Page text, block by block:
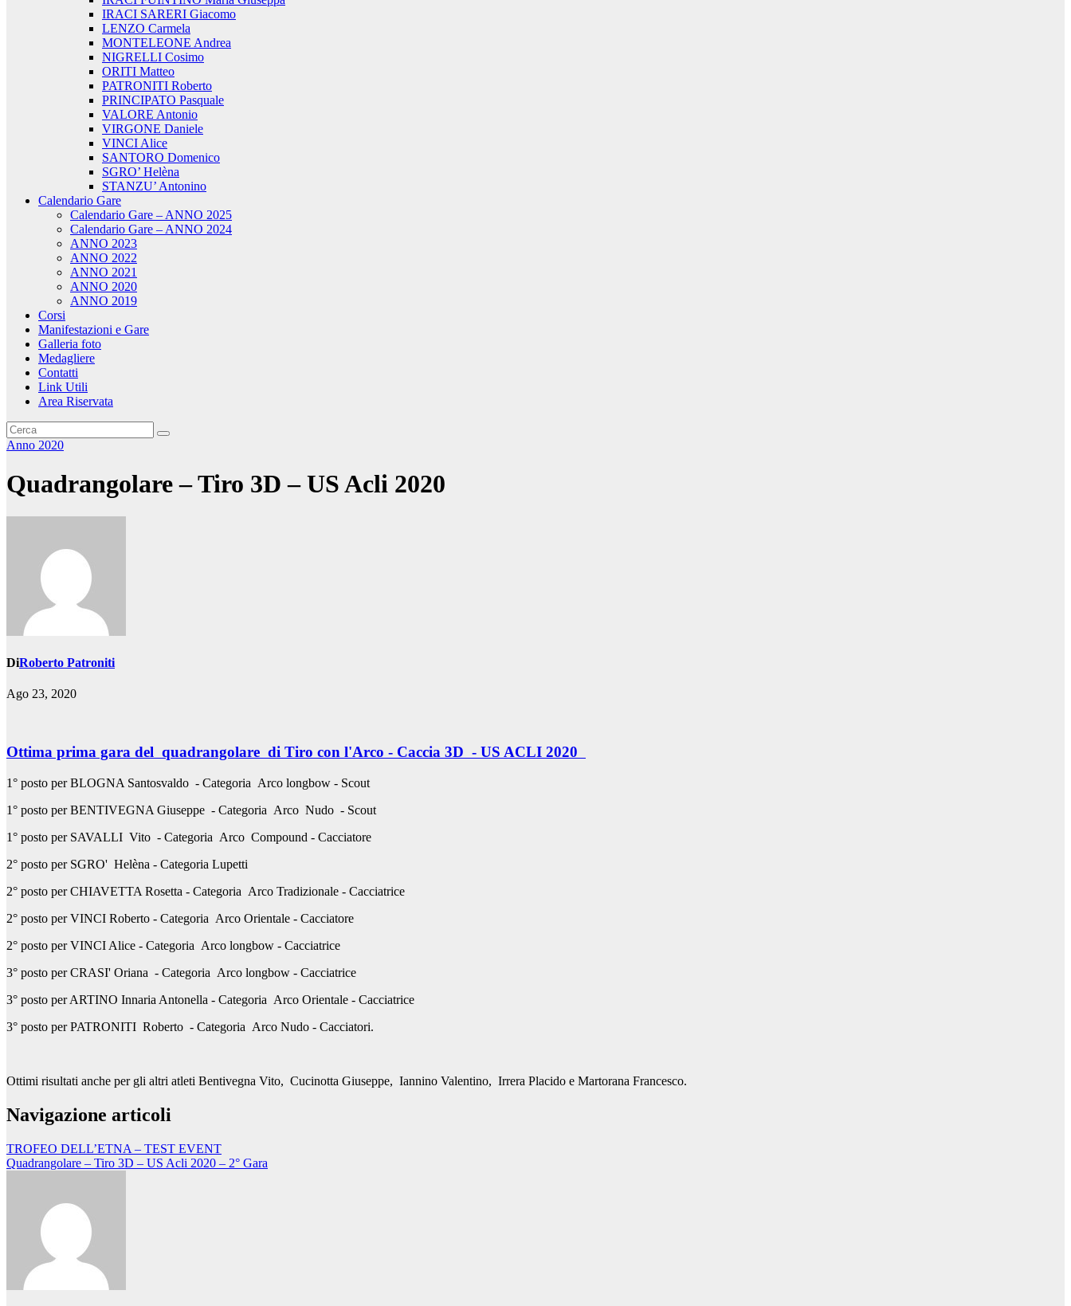
IRACI SARERI Giacomo
LENZO Carmela
MONTELEONE Andrea
NIGRELLI Cosimo
ORITI Matteo
PATRONITI Roberto
PRINCIPATO Pasquale
VALORE Antonio
VIRGONE Daniele
VINCI Alice
SANTORO Domenico
SGRO’ Helèna
STANZU’ Antonino
Calendario Gare
Calendario Gare – ANNO 2025
Calendario Gare – ANNO 2024
ANNO 2023
ANNO 2022
ANNO 2021
ANNO 2020
ANNO 2019
Corsi
Manifestazioni e Gare
Galleria foto
Medagliere
Contatti
Link Utili
Area Riservata
Anno 2020
Quadrangolare – Tiro 3D – US Acli 2020
DiRoberto Patroniti
Ago 23, 2020
Ottima prima gara del quadrangolare di Tiro con l'Arco - Caccia 3D - US ACLI 2020
1° posto per BLOGNA Santosvaldo - Categoria Arco longbow - Scout
1° posto per BENTIVEGNA Giuseppe - Categoria Arco Nudo - Scout
1° posto per SAVALLI Vito - Categoria Arco Compound - Cacciatore
2° posto per SGRO' Helèna - Categoria Lupetti
2° posto per CHIAVETTA Rosetta - Categoria Arco Tradizionale - Cacciatrice
2° posto per VINCI Roberto - Categoria Arco Orientale - Cacciatore
2° posto per VINCI Alice - Categoria Arco longbow - Cacciatrice
3° posto per CRASI' Oriana - Categoria Arco longbow - Cacciatrice
3° posto per ARTINO Innaria Antonella - Categoria Arco Orientale - Cacciatrice
3° posto per PATRONITI Roberto - Categoria Arco Nudo - Cacciatori.
Ottimi risultati anche per gli altri atleti Bentivegna Vito, Cucinotta Giuseppe, Iannino Valentino, Irrera Placido e Martorana Francesco.
Navigazione articoli
TROFEO DELL’ETNA – TEST EVENT
Quadrangolare – Tiro 3D – US Acli 2020 – 2° Gara